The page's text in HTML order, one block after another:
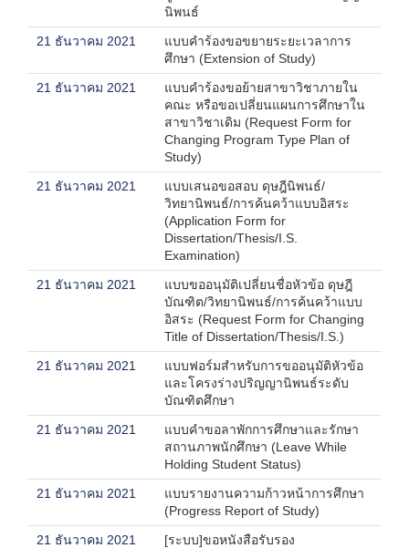
นิพนธ์
21 ธันวาคม 2021
แบบคำร้องขอขยายระยะเวลาการ
ศึกษา (Extension of Study)
21 ธันวาคม 2021
แบบคำร้องขอย้ายสาขาวิชาภายใน
คณะ หรือขอเปลี่ยนแผนการศึกษาใน
สาขาวิชาเดิม (Request Form for
Changing Program Type Plan of
Study)
21 ธันวาคม 2021
แบบเสนอขอสอบ ดุษฎีนิพนธ์/
วิทยานิพนธ์/การค้นคว้าแบบอิสระ
(Application Form for
Dissertation/Thesis/I.S.
Examination)
21 ธันวาคม 2021
แบบขออนุมัติเปลี่ยนชื่อหัวข้อ ดุษฎี
บัณฑิต/วิทยานิพนธ์/การค้นคว้าแบบ
อิสระ (Request Form for Changing
Title of Dissertation/Thesis/I.S.)
21 ธันวาคม 2021
แบบฟอร์มสำหรับการขออนุมัติหัวข้อ
และโครงร่างปริญญานิพนธ์ระดับ
บัณฑิตศึกษา
21 ธันวาคม 2021
แบบคำขอลาพักการศึกษาและรักษา
สถานภาพนักศึกษา (Leave While
Holding Student Status)
21 ธันวาคม 2021
แบบรายงานความก้าวหน้าการศึกษา
(Progress Report of Study)
21 ธันวาคม 2021
[ระบบ]ขอหนังสือรับรอง